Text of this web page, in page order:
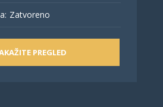
Zatvoreno
PREGLED